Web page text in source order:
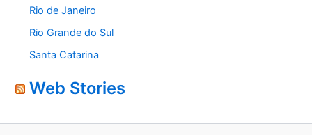
Rio de Janeiro
Rio Grande do Sul
Santa Catarina
Web Stories